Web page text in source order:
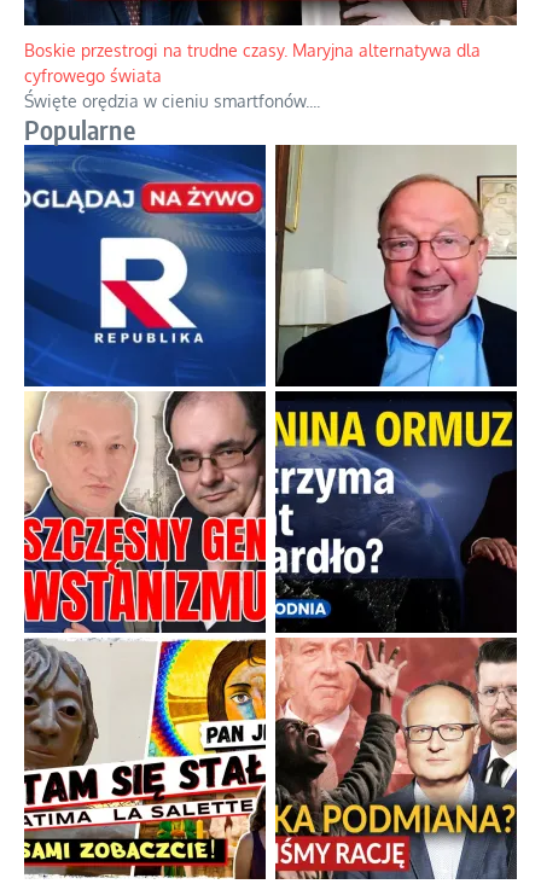
Papieskie innowacje w tradycyjnym różańcu
Gorący dylemat medytacji nad tajemnicami....
Boskie przestrogi na trudne czasy. Maryjna alternatywa dla
cyfrowego świata
Święte orędzia w cieniu smartfonów.
Popularne